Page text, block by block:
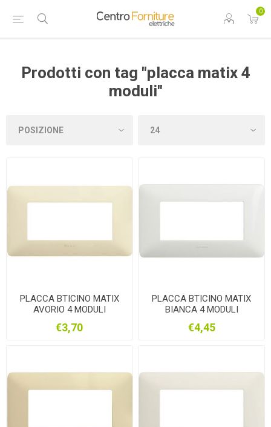
0
Prodotti con tag "placca matix 4
moduli"
PLACCA BTICINO MATIX
AVORIO 4 MODULI
€3,70
PLACCA BTICINO MATIX
BIANCA 4 MODULI
€4,45